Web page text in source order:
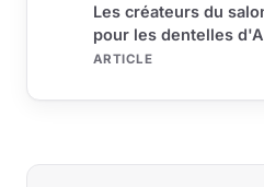
Les créateurs du
pour les dentelles
ARTICLE